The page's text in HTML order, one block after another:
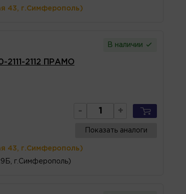
43, г.Симферополь)
В наличии
2111-2112 ПРАМО
- +
Показать аналоги
43, г.Симферополь)
г.Симферополь)